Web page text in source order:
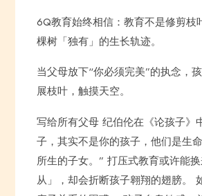
6Q教育始终相信：教育不是修剪枝
棵树「独有」的生长轨迹。
当父母放下“你必须完美”的执念，
展枝叶，触摸天空。
写给所有父母 纪伯伦在《论孩子》
子，其实不是你的孩子，他们是生
所生的子女。” 打压式教育或许能
从」，却会折断孩子翱翔的翅膀。